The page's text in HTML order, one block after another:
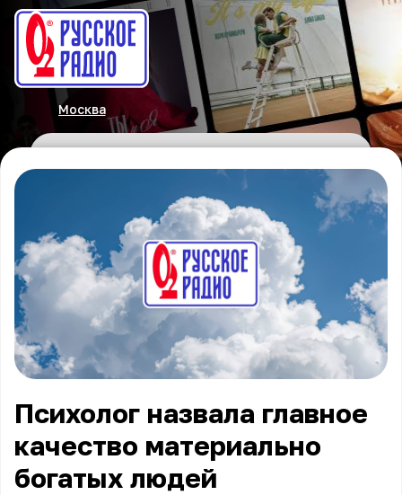
Москва
Психолог назвала главное
качество материально
богатых людей